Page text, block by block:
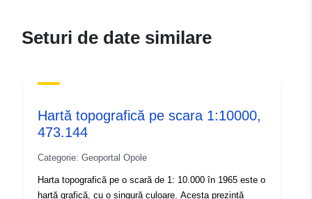
50.3938 ], [ 17.4739,
Tip: Polygon
Conform cu: 2180
Seturi de date similare
Hartă topografică pe scara 1:10000,
473.144
Categorie: Geoportal Opole
Harta topografică pe o scară de 1: 10.000 în 1965 este o
hartă grafică, cu o singură culoare. Acesta prezintă